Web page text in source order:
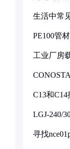
生活中常
PE100管
工业厂房
C13和
LGJ-240/
寻找